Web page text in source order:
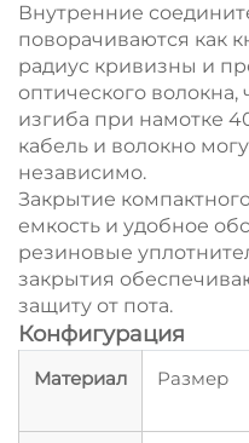
Внутренние
поворачиваются как
радиус кривизны и
оптического
изгиба при намотке
кабель и волокно
независимо.
Закрытие
емкость и удобное
резиновые
закрытия
защиту от пота.
Конфигурация
Материал Размер